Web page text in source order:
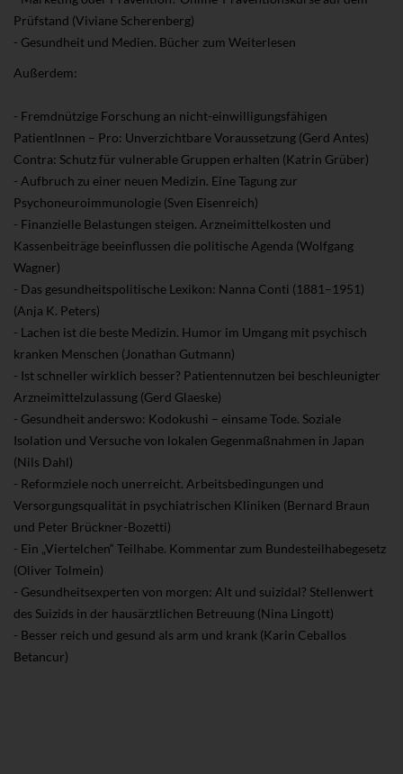
Prüfstand (Viviane Scherenberg)
- Gesundheit und Medien. Bücher zum Weiterlesen
Außerdem:
- Fremdnützige Forschung an nicht-einwilligungsfähigen
PatientInnen – Pro: Unverzichtbare Voraussetzung (Gerd Antes)
Contra: Schutz für vulnerable Gruppen erhalten (Katrin Grüber)
- Aufbruch zu einer neuen Medizin. Eine Tagung zur
Psychoneuroimmunologie (Sven Eisenreich)
- Finanzielle Belastungen steigen. Arzneimittelkosten und
Kassenbeiträge beeinflussen die politische Agenda (Wolfgang
Wagner)
- Das gesundheitspolitische Lexikon: Nanna Conti (1881–1951)
(Anja K. Peters)
- Lachen ist die beste Medizin. Humor im Umgang mit psychisch
kranken Menschen (Jonathan Gutmann)
- Ist schneller wirklich besser? Patientennutzen bei beschleunigter
Arzneimittelzulassung (Gerd Glaeske)
- Gesundheit anderswo: Kodokushi – einsame Tode. Soziale
Isolation und Versuche von lokalen Gegenmaßnahmen in Japan
(Nils Dahl)
- Reformziele noch unerreicht. Arbeitsbedingungen und
Versorgungsqualität in psychiatrischen Kliniken (Bernard Braun
und Peter Brückner-Bozetti)
- Ein „Viertelchen“ Teilhabe. Kommentar zum Bundesteilhabegesetz
(Oliver Tolmein)
- Gesundheitsexperten von morgen: Alt und suizidal? Stellenwert
des Suizids in der hausärztlichen Betreuung (Nina Lingott)
- Besser reich und gesund als arm und krank (Karin Ceballos
Betancur)